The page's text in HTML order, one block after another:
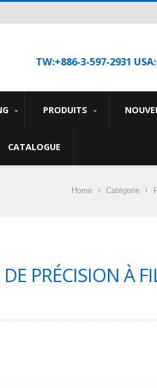
TW:+886-3-597-2931
PRODUITS
CATALOGUE
Home Catégorie
PRÉCISION À